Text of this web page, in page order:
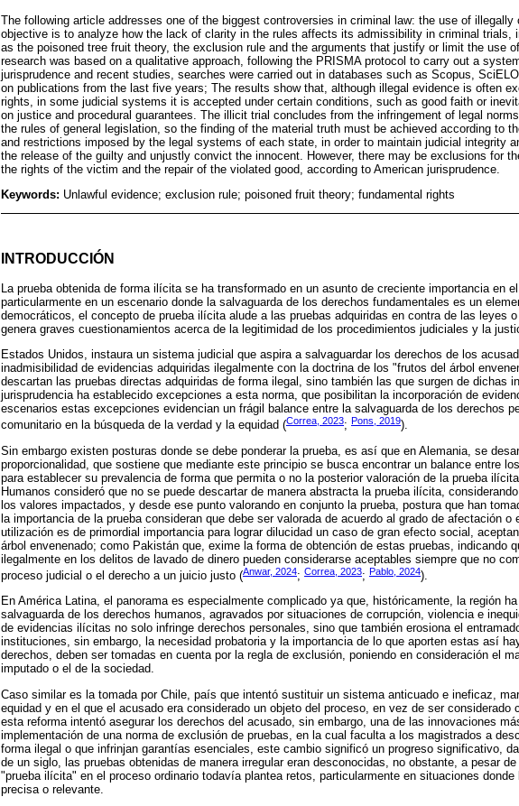
The following article addresses one of the biggest controversies in criminal law: the use of illegally
objective is to analyze how the lack of clarity in the rules affects its admissibility in criminal trials,
as the poisoned tree fruit theory, the exclusion rule and the arguments that justify or limit the use
research was based on a qualitative approach, following the PRISMA protocol to carry out a
jurisprudence and recent studies, searches were carried out in databases such as Scopus,
on publications from the last five years; The results show that, although illegal evidence is often
rights, in some judicial systems it is accepted under certain conditions, such as good faith or
on justice and procedural guarantees. The illicit trial concludes from the infringement of legal
the rules of general legislation, so the finding of the material truth must be achieved according to
and restrictions imposed by the legal systems of each state, in order to maintain judicial integrity
the release of the guilty and unjustly convict the innocent. However, there may be exclusions for
the rights of the victim and the repair of the violated good, according to American jurisprudence.
Keywords: Unlawful evidence; exclusion rule; poisoned fruit theory; fundamental rights
INTRODUCCIÓN
La prueba obtenida de forma ilícita se ha transformado en un asunto de creciente importancia en
particularmente en un escenario donde la salvaguarda de los derechos fundamentales es un
democráticos, el concepto de prueba ilícita alude a las pruebas adquiridas en contra de las leyes
genera graves cuestionamientos acerca de la legitimidad de los procedimientos judiciales y la
Estados Unidos, instaura un sistema judicial que aspira a salvaguardar los derechos de los
inadmisibilidad de evidencias adquiridas ilegalmente con la doctrina de los "frutos del árbol
descartan las pruebas directas adquiridas de forma ilegal, sino también las que surgen de dichas
jurisprudencia ha establecido excepciones a esta norma, que posibilitan la incorporación de
escenarios estas excepciones evidencian un frágil balance entre la salvaguarda de los derechos
comunitario en la búsqueda de la verdad y la equidad (Correa, 2023; Pons, 2019).
Sin embargo existen posturas donde se debe ponderar la prueba, es así que en Alemania, se
proporcionalidad, que sostiene que mediante este principio se busca encontrar un balance entre
para establecer su prevalencia de forma que permita o no la posterior valoración de la prueba
Humanos consideró que no se puede descartar de manera abstracta la prueba ilícita,
los valores impactados, y desde ese punto valorando en conjunto la prueba, postura que han
la importancia de la prueba consideran que debe ser valorada de acuerdo al grado de afectación
utilización es de primordial importancia para lograr dilucidad un caso de gran efecto social,
árbol envenenado; como Pakistán que, exime la forma de obtención de estas pruebas, indicando
ilegalmente en los delitos de lavado de dinero pueden considerarse aceptables siempre que no
proceso judicial o el derecho a un juicio justo (Anwar, 2024; Correa, 2023; Pablo, 2024).
En América Latina, el panorama es especialmente complicado ya que, históricamente, la región
salvaguarda de los derechos humanos, agravados por situaciones de corrupción, violencia e
de evidencias ilícitas no solo infringe derechos personales, sino que también erosiona el
instituciones, sin embargo, la necesidad probatoria y la importancia de lo que aporten estas así
derechos, deben ser tomadas en cuenta por la regla de exclusión, poniendo en consideración el
imputado o el de la sociedad.
Caso similar es la tomada por Chile, país que intentó sustituir un sistema anticuado e ineficaz,
equidad y en el que el acusado era considerado un objeto del proceso, en vez de ser considerado
esta reforma intentó asegurar los derechos del acusado, sin embargo, una de las innovaciones
implementación de una norma de exclusión de pruebas, en la cual faculta a los magistrados a
forma ilegal o que infrinjan garantías esenciales, este cambio significó un progreso significativo,
de un siglo, las pruebas obtenidas de manera irregular eran desconocidas, no obstante, a pesar
"prueba ilícita" en el proceso ordinario todavía plantea retos, particularmente en situaciones
precisa o relevante.